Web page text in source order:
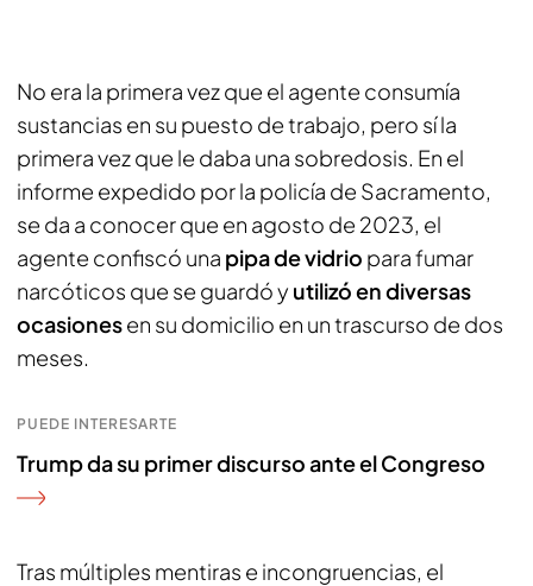
No era la primera vez que el agente consumía
sustancias en su puesto de trabajo, pero sí la
primera vez que le daba una sobredosis. En el
informe expedido por la policía de Sacramento,
se da a conocer que en agosto de 2023, el
agente confiscó una pipa de vidrio para fumar
narcóticos que se guardó y utilizó en diversas
ocasionesen su domicilio en un trascurso de dos
meses.
PUEDE INTERESARTE
Trump da su primer discurso ante el Congreso
Tras múltiples mentiras e incongruencias, el